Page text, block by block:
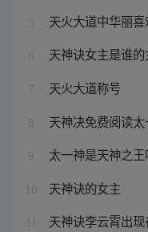
5 天火大道中华丽
6 天神诀女主是谁
7 天火大道称号
8 天神决免费阅读
9 太一神是天神之王
10 天神诀的女主
天神诀李云霄出